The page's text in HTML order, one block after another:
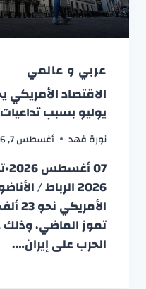
عربي و عالمي
يوليو بسبب
نورة فهد أغسطس 7, 2026
2026 الرباط /
تموز الماضي،
الحرب على إيران….